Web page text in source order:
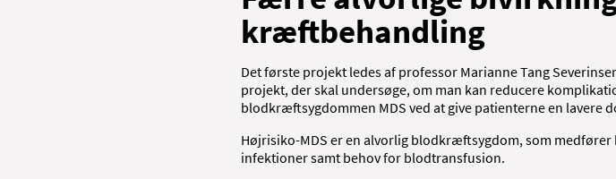
kræftbehandling
Det første projekt ledes af professor Marianne Tang
projekt, der skal undersøge, om man kan reducere
blodkræftsygdommen MDS ved at give patienterne en lavere
Højrisiko-MDS er en alvorlig blodkræftsygdom, som
infektioner samt behov for blodtransfusion.